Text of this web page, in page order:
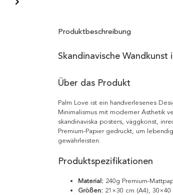
Produktbeschreibung
Skandinavische
Über das Produkt
Palm Love ist ein handverlesenes
Minimalismus mit moderner Ästhetik
skandinaviska posters, väggkonst,
Premium-Papier gedruckt, um
gewährleisten.
Produktspezifikationen
Material: 240g Premium-
Größen: 21×30 cm (A4),